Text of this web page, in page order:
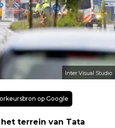
Inter Visual Studio
op Google
het terrein van Tata